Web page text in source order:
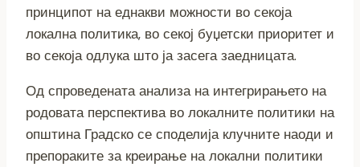
принципот на еднакви можности во секоја
локална политика, во секој буџетски приоритет и
во секоја одлука што ја засега заедницата.
Од спроведената анализа на интегрирањето на
родовата перспектива во локалните политики на
општина Градско се споделија клучните наоди и
препораките за креирање на локални политики